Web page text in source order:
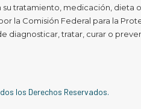
tratamiento, medicación, dieta
la Comisión Federal para la
diagnosticar, tratar, curar o
los Derechos Reservados.